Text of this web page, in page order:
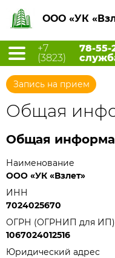
ООО «УК
+7
(3823)
78-55-
Запись на прием
Общая
Общая
Наименование
ООО «УК «Взлет»
ИНН
7024025670
ОГРН (ОГРНИП для ИП)
1067024012516
Юридический адрес